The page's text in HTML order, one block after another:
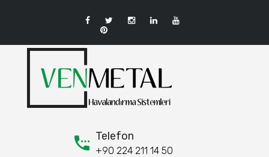
Telefon
+90 224 211 14 50